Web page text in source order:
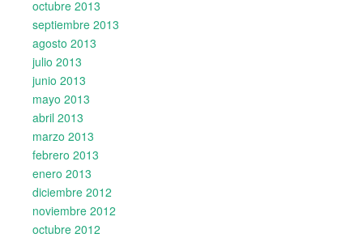
octubre 2013
septiembre 2013
agosto 2013
julio 2013
junio 2013
mayo 2013
abril 2013
marzo 2013
febrero 2013
enero 2013
diciembre 2012
noviembre 2012
octubre 2012